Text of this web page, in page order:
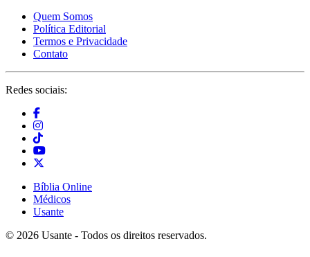
Quem Somos
Política Editorial
Termos e Privacidade
Contato
Redes sociais:
Bíblia Online
Médicos
Usante
© 2026 Usante - Todos os direitos reservados.